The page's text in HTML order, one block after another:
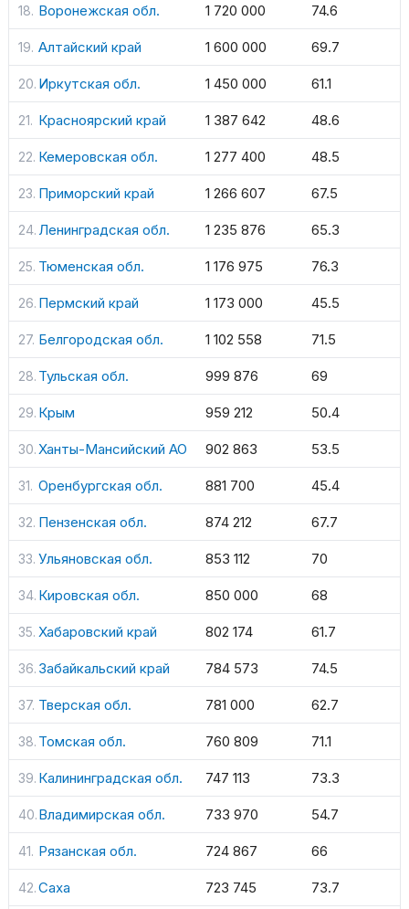
Воронежская обл. 1 720 000 74.6
Алтайский край 1 600 000 69.7
Иркутская обл. 1 450 000 61.1
Красноярский край 1 387 642 48.6
Кемеровская обл. 1 277 400 48.5
Приморский край 1 266 607 67.5
Ленинградская обл. 1 235 876 65.3
Тюменская обл. 1 176 975 76.3
Пермский край 1 173 000 45.5
Белгородская обл. 1 102 558 71.5
Тульская обл. 999 876 69
Крым 959 212 50.4
Ханты-Мансийский АО 902 863 53.5
Оренбургская обл. 881 700 45.4
Пензенская обл. 874 212 67.7
Ульяновская обл. 853 112 70
Кировская обл. 850 000 68
Хабаровский край 802 174 61.7
Забайкальский край 784 573 74.5
Тверская обл. 781 000 62.7
Томская обл. 760 809 71.1
Калининградская обл. 747 113 73.3
Владимирская обл. 733 970 54.7
Рязанская обл. 724 867 66
Саха 723 745 73.7